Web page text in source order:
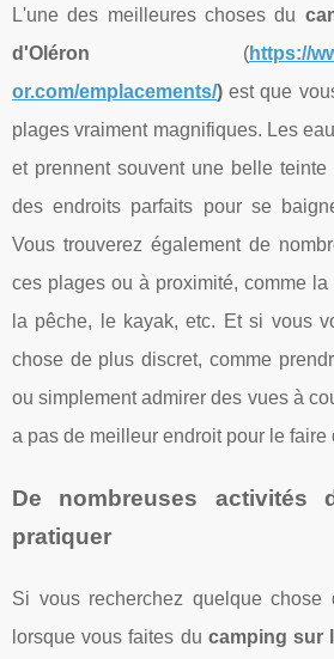
L'une des meilleures choses du
d'Oléron (https://
or.com/emplacements/)est que
plages vraiment magnifiques. Les
et prennent souvent une belle
des endroits parfaits pour se
Vous trouverez également de
ces plages ou à proximité, comme
la pêche, le kayak, etc. Et si vous
chose de plus discret, comme
ou simplement admirer des vues à
a pas de meilleur endroit pour le faire
De nombreuses
pratiquer
Si vous recherchez quelque
lorsque vous faites du camping sur